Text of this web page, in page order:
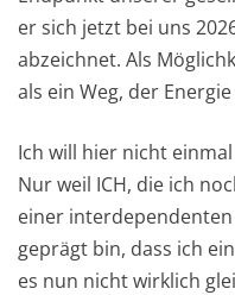
er sich jetzt bei uns
abzeichnet. Als
als ein Weg, der
Ich will hier nicht
Nur weil ICH, die ich
einer interdependenten
geprägt bin, dass ich
es nun nicht wirklich